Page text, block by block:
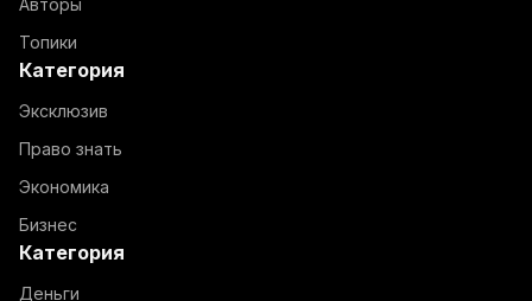
Авторы
Топики
Категория
Эксклюзив
Право знать
Экономика
Бизнес
Категория
Деньги